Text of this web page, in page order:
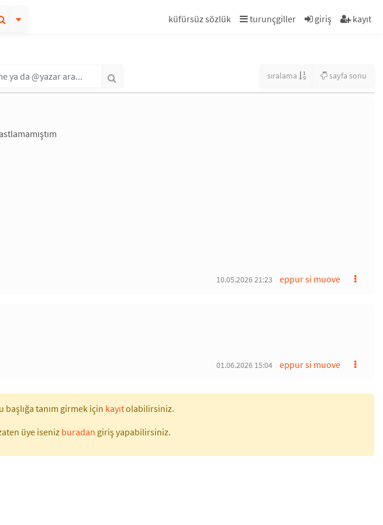
küfürsüz sözlük turunçgiller giriş kayıt
sıralama sayfa sonu
eppur si muove
10.05.2026 21:23
eppur si muove
01.06.2026 15:04
başlığa tanım girmek için kayıtolabilirsiniz.
üye isenizburadan giriş yapabilirsiniz.